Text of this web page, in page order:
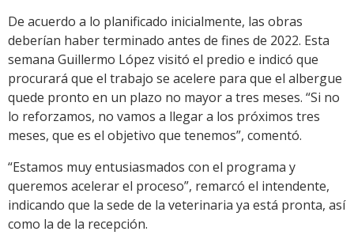
De acuerdo a lo planificado inicialmente, las obras
deberían haber terminado antes de fines de 2022. Esta
semana Guillermo López visitó el predio e indicó que
procurará que el trabajo se acelere para que el albergue
quede pronto en un plazo no mayor a tres meses. “Si no
lo reforzamos, no vamos a llegar a los próximos tres
meses, que es el objetivo que tenemos”, comentó.
“Estamos muy entusiasmados con el programa y
queremos acelerar el proceso”, remarcó el intendente,
indicando que la sede de la veterinaria ya está pronta, así
como la de la recepción.